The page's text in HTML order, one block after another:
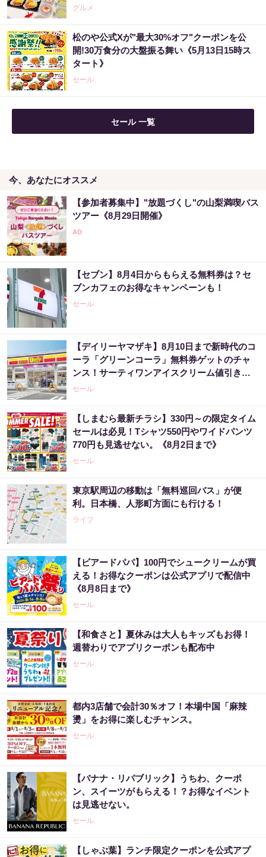
グルメ
松のや公式Xが"最大30%オフ"クーポンを公
開!30万食分の大盤振る舞い《5月13日15時ス
タート》
セール
セール 一覧
今、あなたにオススメ
【参加者募集中】"放題づくし"の山梨満喫バス
ツアー《8月29日開催》
【セブン】8月4日からもらえる無料券は？セ
ブンカフェのお得なキャンペーンも！
セール
【デイリーヤマザキ】8月10日まで新時代のコ
ーラ「グリーンコーラ」無料券ゲットのチャ
ンス！サーティワンアイスクリーム値引きな
どお得企画も目白押し。
セール
【しまむら最新チラシ】330円～の限定タイム
セールは必見！Tシャツ550円やワイドパンツ
770円も見逃せない。《8月2日まで》
セール
東京駅周辺の移動は「無料巡回バス」が便
利。日本橋、人形町方面にも行ける！
ライフ
【ビアードパパ】100円でシュークリームが買
える！お得なクーポンは公式アプリで配信中
《8月8日まで》
セール
【和食さと】夏休みは大人もキッズもお得！
週替わりでアプリクーポンも配布中
セール
都内3店舗で会計30％オフ！本場中国「麻辣
燙」をお得に楽しむチャンス。
セール
【バナナ・リパブリック】うちわ、クーポ
ン、スイーツがもらえる！？お得なイベント
は見逃せない。
セール
【しゃぶ葉】ランチ限定クーポンを公式アプ